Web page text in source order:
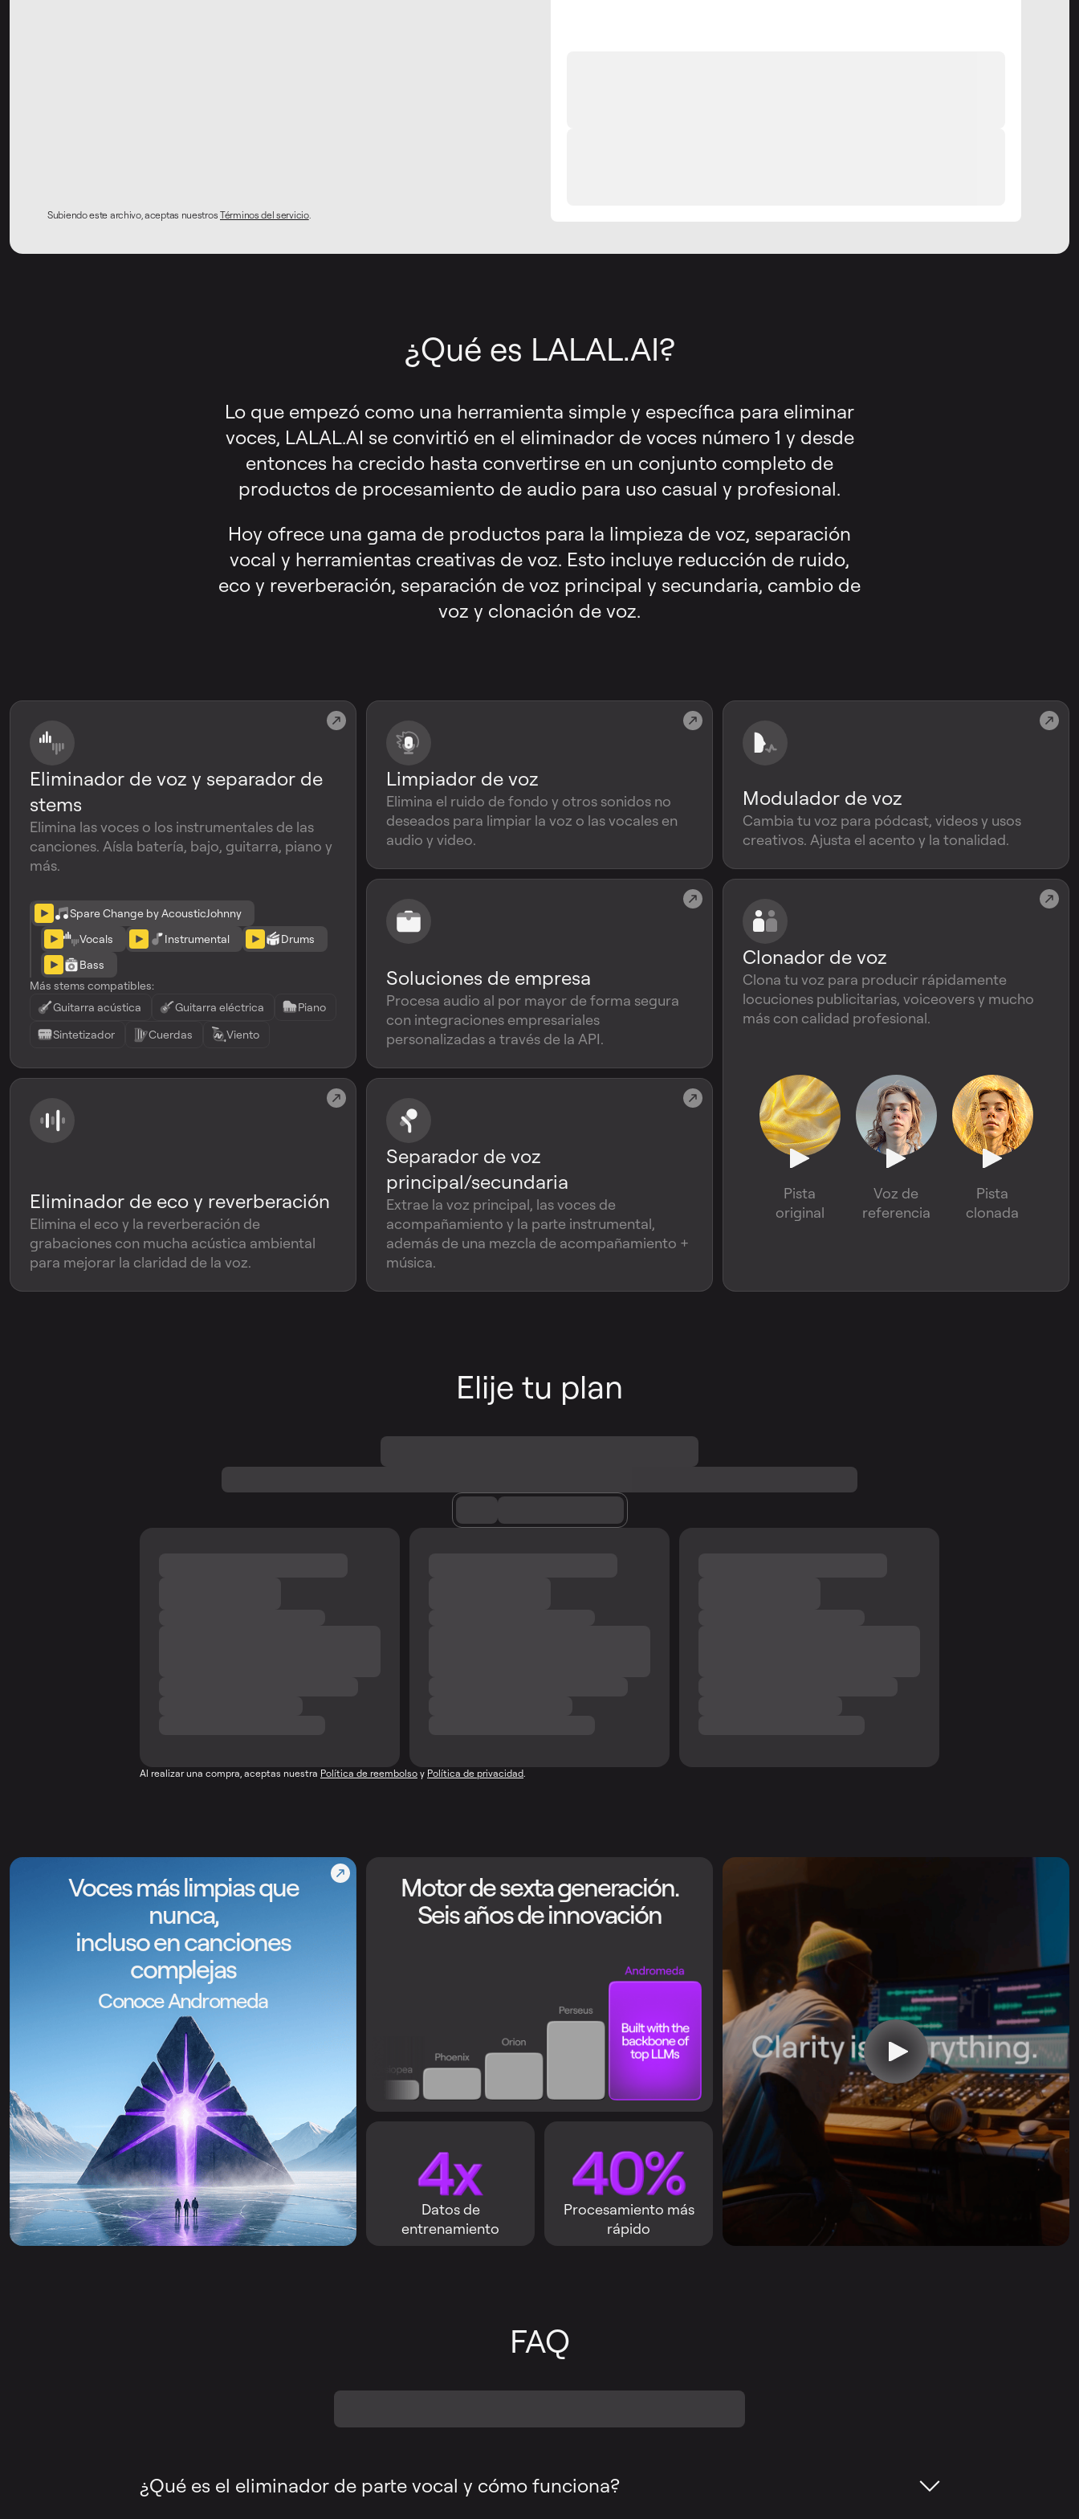
Subiendo este archivo, aceptas nuestros Términos del servicio.
¿Qué es LALAL.AI?
Lo que empezó como una herramienta simple y específica para eliminar
voces, LALAL.AI se convirtió en el eliminador de voces número 1 y desde
entonces ha crecido hasta convertirse en un conjunto completo de
productos de procesamiento de audio para uso casual y profesional.
Hoy ofrece una gama de productos para la limpieza de voz, separación
vocal y herramientas creativas de voz. Esto incluye reducción de ruido,
eco y reverberación, separación de voz principal y secundaria, cambio de
voz y clonación de voz.
Eliminador de voz y separador de
stems
Elimina las voces o los instrumentales de las
canciones. Aísla batería, bajo, guitarra, piano y
más.
Spare Change by AcousticJohnny
Vocals
Instrumental
Drums
Bass
Más stems compatibles:
Guitarra acústica
Guitarra eléctrica
Piano
Sintetizador
Cuerdas Viento
Limpiador de voz
Elimina el ruido de fondo y otros sonidos no
deseados para limpiar la voz o las vocales en
audio y video.
Modulador de voz
Cambia tu voz para pódcast, videos y usos
creativos. Ajusta el acento y la tonalidad.
Soluciones de empresa
Procesa audio al por mayor de forma segura
con integraciones empresariales
personalizadas a través de la API.
Clonador de voz
Clona tu voz para producir rápidamente
locuciones publicitarias, voiceovers y mucho
más con calidad profesional.
Pista
original
Voz de
referencia
Pista
clonada
Eliminador de eco y reverberación
Elimina el eco y la reverberación de
grabaciones con mucha acústica ambiental
para mejorar la claridad de la voz.
Separador de voz
principal/secundaria
Extrae la voz principal, las voces de
acompañamiento y la parte instrumental,
además de una mezcla de acompañamiento +
música.
Elije tu plan
Al realizar una compra, aceptas nuestra Política de reembolso y Política de privacidad.
Voces más limpias que
nunca,
incluso en canciones
complejas
Conoce Andromeda
Motor de sexta generación.
Seis años de innovación
Datos de
entrenamiento
Procesamiento más
rápido
FAQ
¿Qué es el eliminador de parte vocal y cómo funciona?